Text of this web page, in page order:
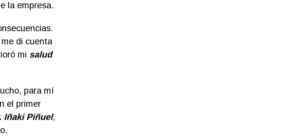
la empresa.
di cuenta
mi salud
para mí
el primer
Iñaki Piñuel,